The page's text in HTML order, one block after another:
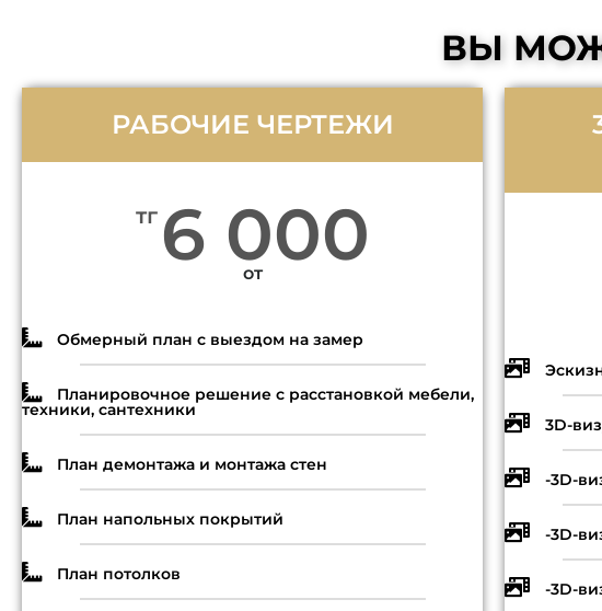
ВЫ
РАБОЧИЕ ЧЕРТЕЖИ
тг 6 000
от
Обмерный план с выездом на замер
Планировочное решение с расстановкой мебели,
техники, сантехники
План демонтажа и монтажа стен
План напольных покрытий
План потолков
3D-
-3D-
-3D-
-3D-